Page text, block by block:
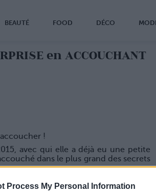
Process My Personal Information
BEAUTÉ FOOD DÉCO
en ACCOUCHANT
!
avec qui elle a déjà eu une petite
dans le plus grand des secrets
cachotteries : il s’était marié dans le
la cérémonie.